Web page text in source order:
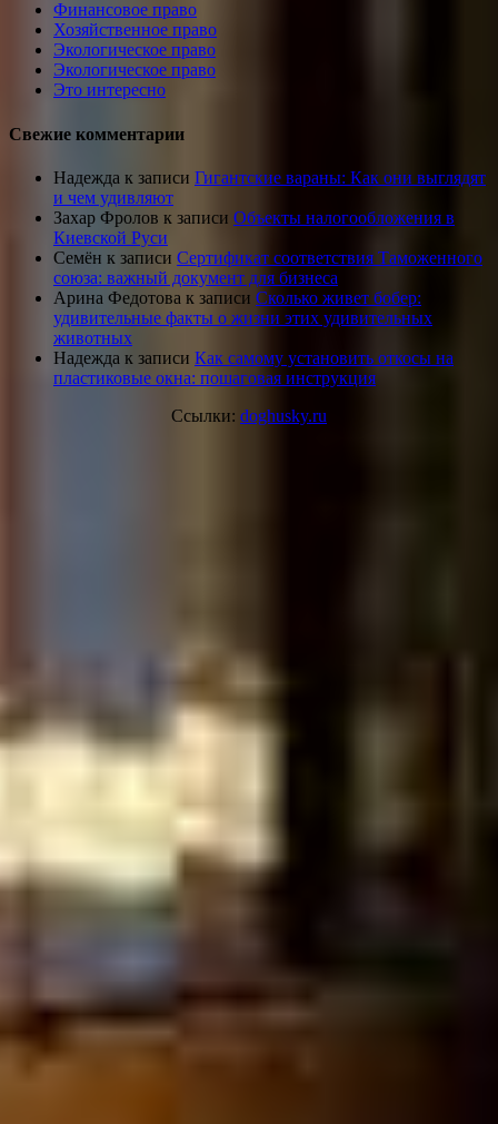
Финансовое право
Хозяйственное право
Экологическое право
Экологическое право
Это интересно
Свежие комментарии
Надежда к записи Гигантские вараны: Как они выглядят
и чем удивляют
Захар Фролов к записи Объекты налогообложения в
Киевской Руси
Семён к записи Сертификат соответствия Таможенного
союза: важный документ для бизнеса
Арина Федотова к записи Сколько живет бобер:
удивительные факты о жизни этих удивительных
животных
Надежда к записи Как самому установить откосы на
пластиковые окна: пошаговая инструкция
Ссылки: doghusky.ru